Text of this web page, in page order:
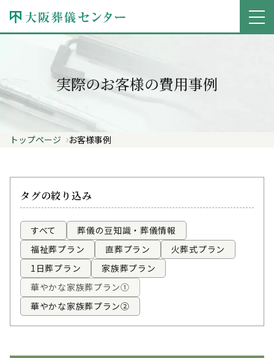
実際のお客様の費用事例
トップページ お客様事例
タグの絞り込み
すべて
葬儀の豆知識・葬儀情報
福祉葬プラン
直葬プラン
火葬式プラン
1日葬プラン
家族葬プラン
華やかな家族葬プラン①
華やかな家族葬プラン②